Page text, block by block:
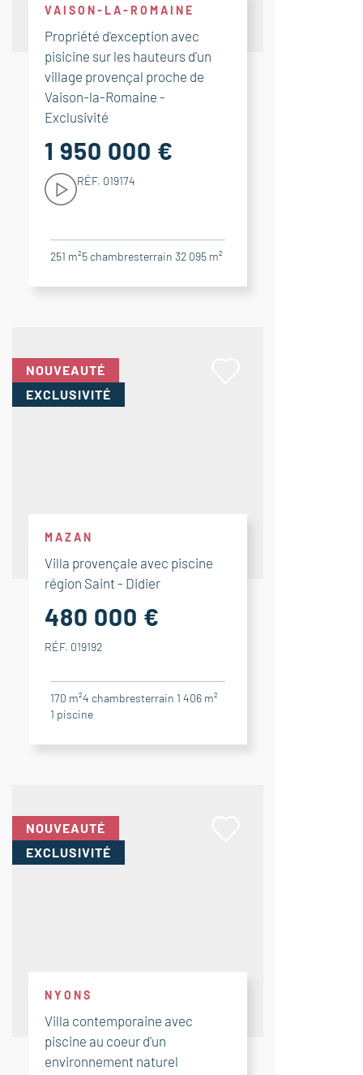
VAISON-LA-ROMAINE
Propriété d'exception avec
pisicine sur les hauteurs d'un
village provençal proche de
Vaison-la-Romaine -
Exclusivité
1 950 000 €
RÉF. 019174
251 m²5 chambresterrain 32 095 m²
NOUVEAUTÉ
EXCLUSIVITÉ
MAZAN
Villa provençale avec piscine
région Saint - Didier
480 000 €
RÉF. 019192
170 m²4 chambresterrain 1 406 m²
1 piscine
NOUVEAUTÉ
EXCLUSIVITÉ
NYONS
Villa contemporaine avec
piscine au coeur d'un
environnement naturel